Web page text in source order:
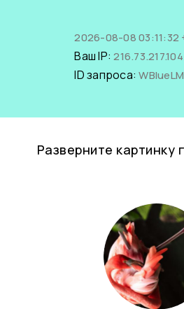
2026-08-08 03:11:32
Ваш IP:216.73.217.104
ID запроса:
Разверните картинку